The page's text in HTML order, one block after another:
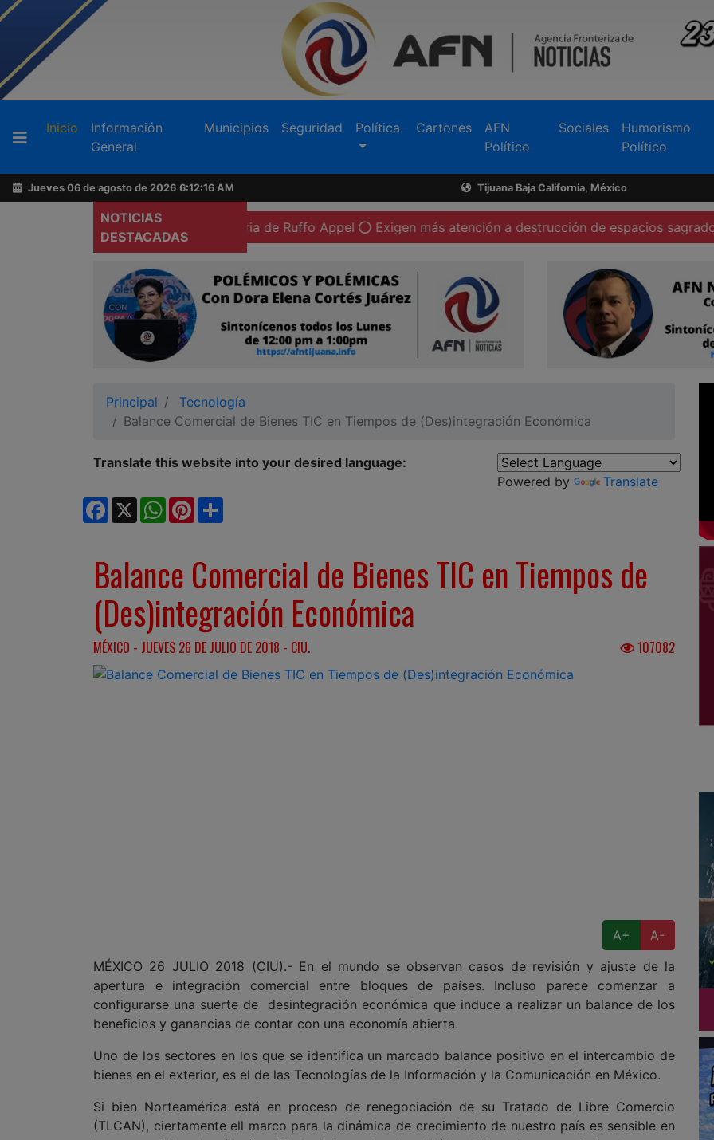
Inicio (current)
Información
General
Municipios Seguridad Política Cartones
AFN
Político
Sociales
Humorismo
Político
Jueves 06 de agosto de 2026 6:12:17 AM Tijuana Baja California, México
NOTICIAS
DESTACADAS
prisión preventiva domiciliaria de Ruffo Appel Exigen más atención a destrucción de espacios sagrados en
Principal
Tecnología
Balance Comercial de Bienes TIC en Tiempos de (Des)integración Económica
Translate this website into your desired language:
Powered by
Translate
Facebook
X WhatsApp
Pinterest
Balance Comercial de Bienes TIC en Tiempos de
(Des)integración Económica
MÉXICO - JUEVES 26 DE JULIO DE 2018 - CIU. 107082
A+
A-
MÉXICO 26 JULIO 2018 (CIU).- En el mundo se observan casos de revisión y ajuste de la
apertura e integración comercial entre bloques de países. Incluso parece comenzar a
configurarse una suerte de desintegración económica que induce a realizar un balance de los
beneficios y ganancias de contar con una economía abierta.
Uno de los sectores en los que se identifica un marcado balance positivo en el intercambio de
bienes en el exterior, es el de las Tecnologías de la Información y la Comunicación en México.
Si bien Norteamérica está en proceso de renegociación de su Tratado de Libre Comercio
(TLCAN), ciertamente ell marco para la dinámica de crecimiento de nuestro país es sensible en
Buscador
Acerca
de